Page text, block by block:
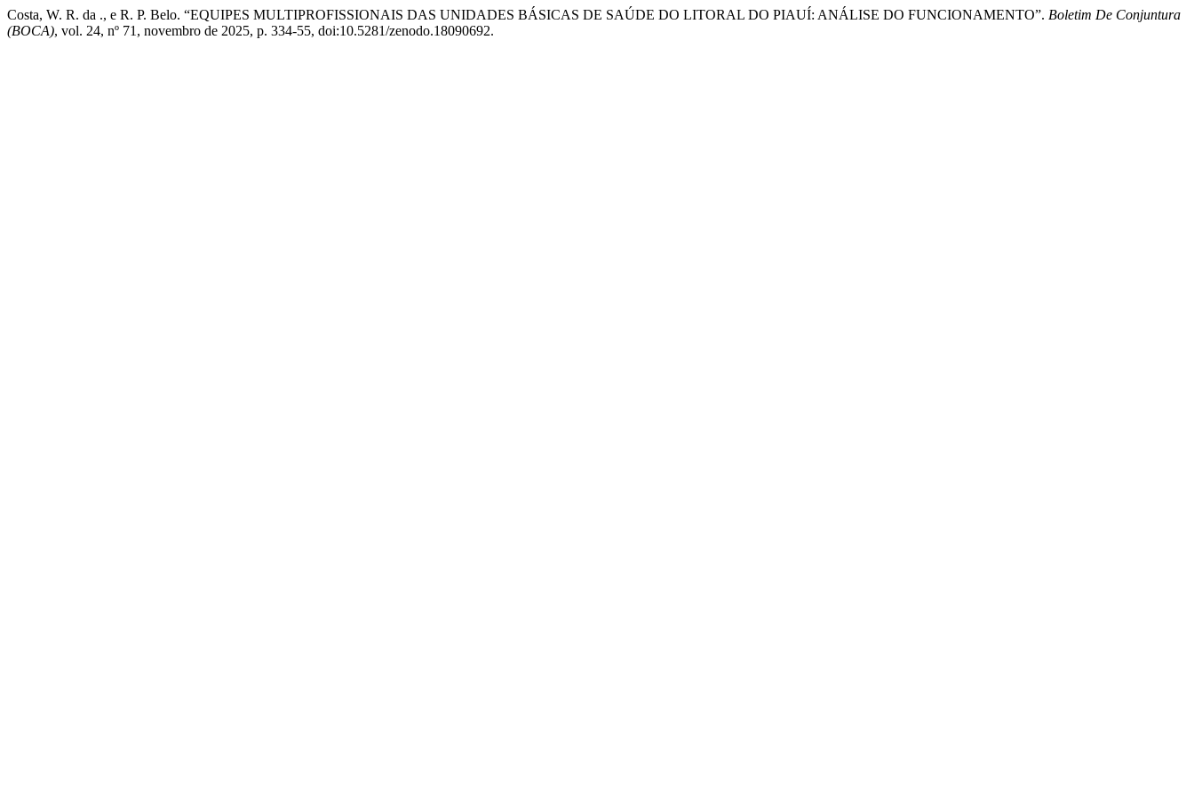
Costa, W. R. da ., e R. P. Belo. “EQUIPES MULTIPROFISSIONAIS DAS UNIDADES BÁSICAS DE SAÚDE DO LITORAL DO PIAUÍ: ANÁLISE DO FUNCIONAMENTO”. Boletim De Conjuntura
(BOCA), vol. 24, nº 71, novembro de 2025, p. 334-55, doi:10.5281/zenodo.18090692.